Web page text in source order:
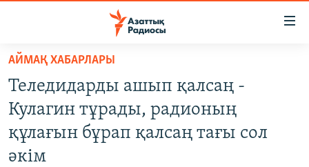
Skip
main
content
Skip
to
main
САЯСАТ
AZATTYQTV
ҚАҢТАР ОҚИҒАСЫ
АЙМАҚ ХАБАРЛАРЫ
Теледидарды ашып қалсаң -
Кулагин тұрады, радионың
құлағын бұрап қалсаң тағы сол
әкім